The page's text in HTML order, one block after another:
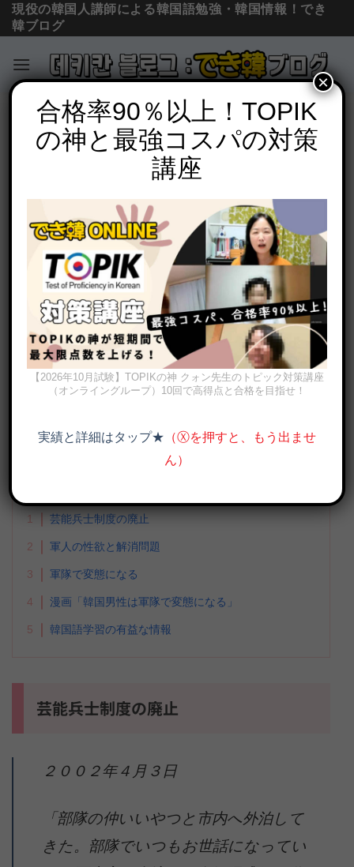
Skip
content
現役の韓国人講師による韓国語勉強・韓国情報！でき
韓ブログ
韓国軍隊、793日間の記録
BTSも行く韓国軍隊：一等兵時代⑦ 韓国
男性は軍隊で変態になる｜793日間の記
POSTED ON2016年1月25日 BYでき韓 パク先生
この記事は2014年1年間、文芸雑誌「文芸思潮」で「現
代徴兵の青春―韓国の軍隊、その793日間の記録―」と
して連載されました。
誰よりも波乱万丈だった僕のリアルな軍隊の話をさらけ
出します。
———————————————————
1 芸能兵士制度の廃止
2 軍人の性欲と解消問題
3 軍隊で変態になる
4 漫画「韓国男性は軍隊で変態になる」
5 韓国語学習の有益な情報
芸能兵士制度の廃止
２００２年４月３日
「部隊の仲いいやつと市内へ外泊して
きた。部隊でいつもお世話になってい
合格率90％以上！TOPIK
の神と最強コスパの対策
講座
【2026年10月試験】TOPIKの神 クォン先生のトピック対策講座
（オンライングループ）10回で高得点と合格を目指せ！
実績と詳細はタップ★ （Ⓧを押すと、もう出ませ
ん）
×